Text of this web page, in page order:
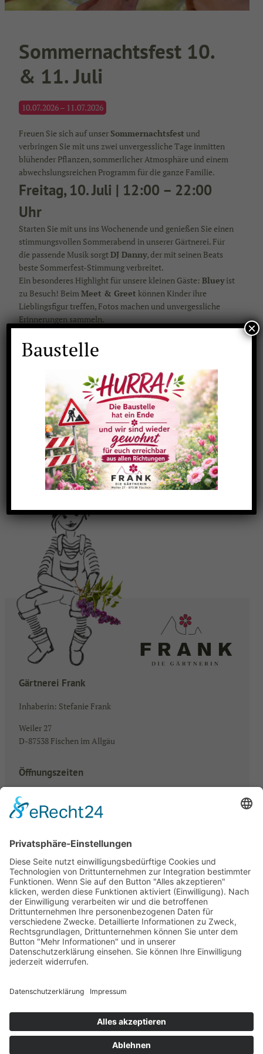
Sommernachtsfest 10.
& 11. Juli
10.07.2026 – 11.07.2026
Freuen Sie sich auf unser Sommernachtsfest und
verbringen Sie mit uns zwei unvergessliche Tage inmitten
blühender Pflanzen, sommerlicher Atmosphäre und einem
abwechslungsreichen Programm für die ganze Familie.
Freitag, 10. Juli | 12:00 – 22:00
Uhr
Starten Sie mit uns ins Wochenende und genießen Sie einen
stimmungsvollen Sommerabend in unserer Gärtnerei. Für
die passende Musik sorgtDJ Danny, der mit seinen Beats
beste Sommerfest-Stimmung verbreitet.
Ein besonderes Highlight für unsere kleinen Gäste: Blueyist
zu Besuch! BeimMeet & Greet können Kinder ihre
Lieblingsfigur treffen, Fotos machen und unvergessliche
Erinnerungen sammeln.
Uhr
Am Samstag erwartet Sie ein abwechslungsreicher
Familientag. Beimgroßen Zirkus-Workshop für Kinder
dürfen kleine Artistinnen und Artisten verschiedene
Zirkuskünste ausprobieren und jede Menge Spaß erleben.
Auch an diesem Tag istBluey wieder beimMeet & Greet
dabei und freut sich auf viele kleine und große Fans.
Ob mit Familie, Freunden oder Nachbarn – genießen Sie
zwei entspannte Sommertage mit Musik, Unterhaltung und
vielen schönen Momenten in unserer Gärtnerei.
Wir freuen uns auf Ihren Besuch!
Gärtnerei Frank
Inhaberin: Stefanie Frank
Weiler 27
D-87538 Fischen im Allgäu
Öffnungszeiten
Mo – Fr: 08.00 – 18.00 Uhr
Samstag: 08.00 – 13.00 Uhr
abweichende Öffnungszeiten bei Veranstaltungen findet ihr
aktuell auf Instagram und Facebook
Instagram Facebook
#gaertnereifrank
info@gaertnerei-frank.de
Baustelle
×